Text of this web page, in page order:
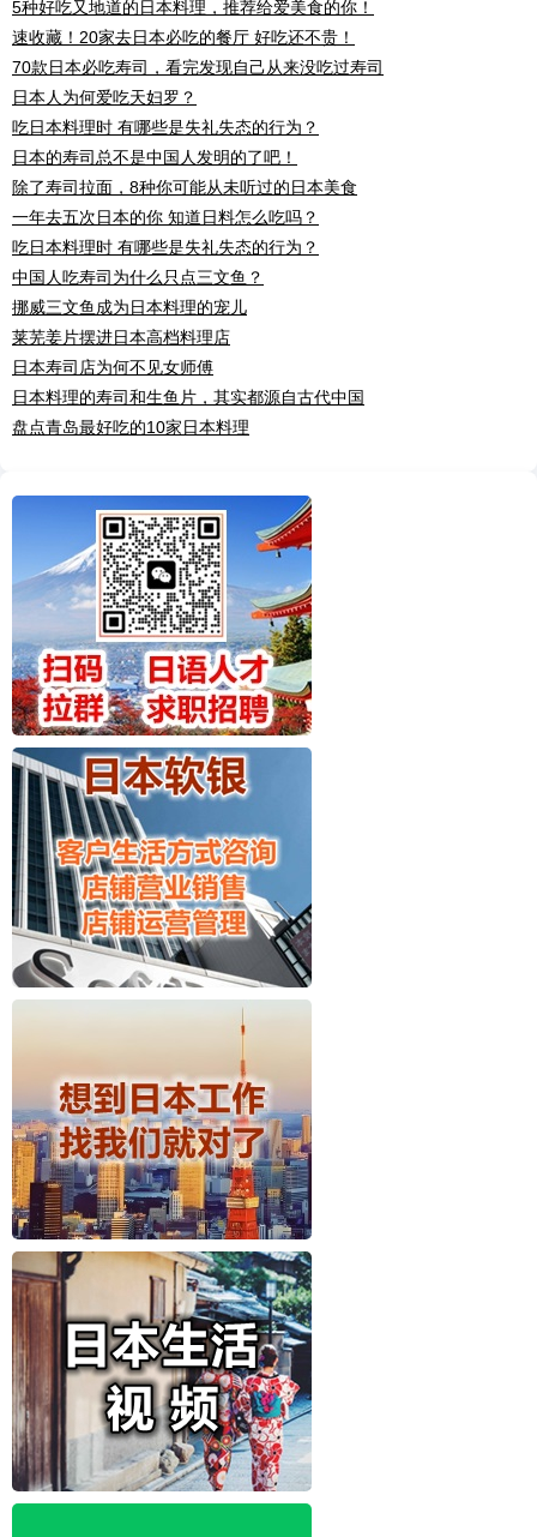
5种好吃又地道的日本料理，推荐给爱美食的你！
速收藏！20家去日本必吃的餐厅 好吃还不贵！
70款日本必吃寿司，看完发现自己从来没吃过寿司
日本人为何爱吃天妇罗？
吃日本料理时 有哪些是失礼失态的行为？
日本的寿司总不是中国人发明的了吧！
除了寿司拉面，8种你可能从未听过的日本美食
一年去五次日本的你 知道日料怎么吃吗？
吃日本料理时 有哪些是失礼失态的行为？
中国人吃寿司为什么只点三文鱼？
挪威三文鱼成为日本料理的宠儿
莱芜姜片摆进日本高档料理店
日本寿司店为何不见女师傅
日本料理的寿司和生鱼片，其实都源自古代中国
盘点青岛最好吃的10家日本料理